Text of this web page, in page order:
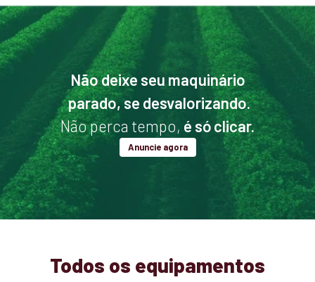
Não deixe seu maquinário
parado, se desvalorizando.
Não perca tempo, é só clicar.
Anuncie agora
Todos os equipamentos